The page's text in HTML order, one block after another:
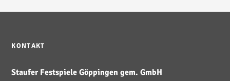
KONTAKT
Staufer Festspiele Göppingen gem. GmbH